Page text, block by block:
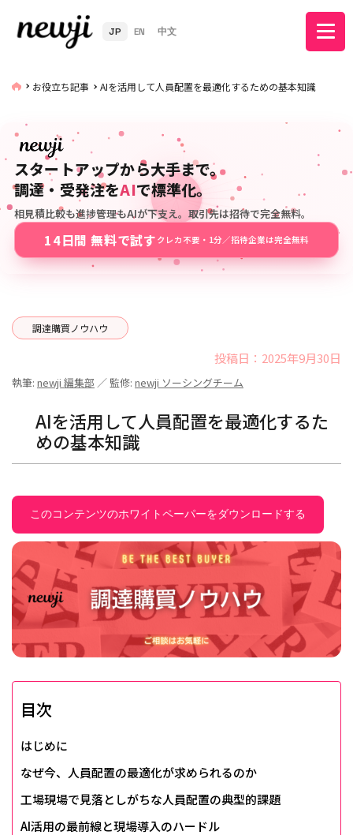
JP EN 中文
お役立ち記事 AIを活用して人員配置を最適化するための基本知識
スタートアップから大手まで。
調達・受発注をAIで標準化。
相見積比較も進捗管理もAIが下支え。取引先は招待で完全無料。
14日間 無料で試す クレカ不要・1分／招待企業は完全無料
調達購買ノウハウ
投稿日：2025年9月30日
執筆: newji 編集部 ／ 監修: newji ソーシングチーム
AIを活用して人員配置を最適化するた
めの基本知識
このコンテンツのホワイトペーパーをダウンロードする
目次
はじめに
なぜ今、人員配置の最適化が求められるのか
工場現場で見落としがちな人員配置の典型的課題
AI活用の最前線と現場導入のハードル